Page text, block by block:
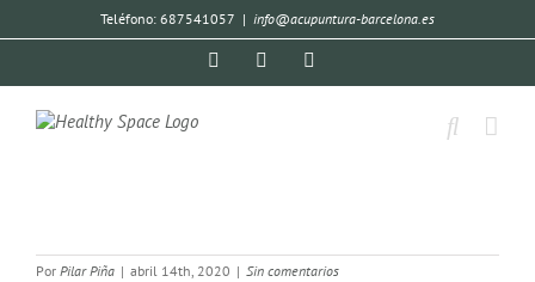
Teléfono: 687541057 | info@acupuntura-barcelona.es
Por Pilar Piña | abril 14th, 2020 | Sin comentarios